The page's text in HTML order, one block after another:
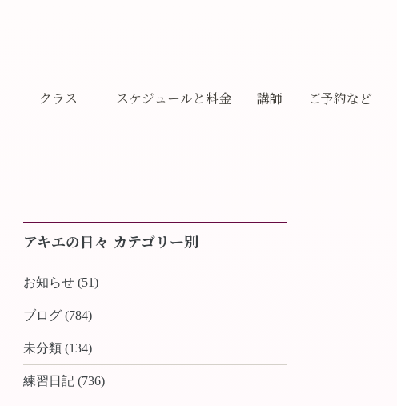
クラス
スケジュールと料金 講師 ご予約など
アキエの日々 カテゴリー別
お知らせ (51)
ブログ (784)
未分類 (134)
練習日記 (736)